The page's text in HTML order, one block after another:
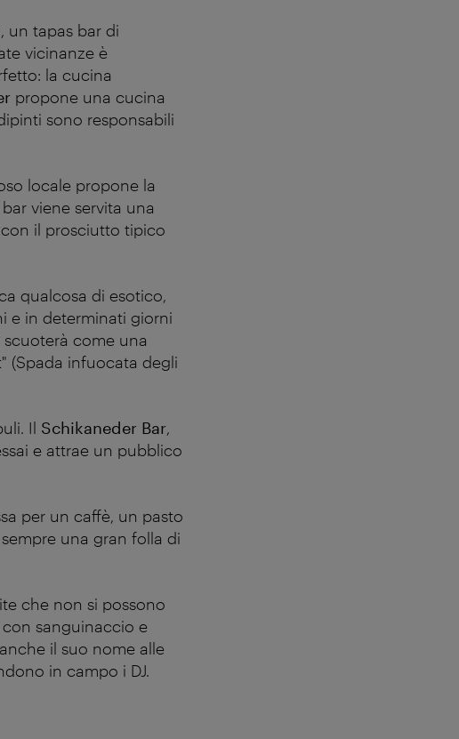
, un tapas bar di
vicinanze è
la cucina
propone una cucina
sono responsabili
locale propone la
viene servita una
il prosciutto tipico
qualcosa di esotico,
e in determinati giorni
come una
(Spada infuocata degli
Il Schikaneder Bar,
e attrae un pubblico
per un caffè, un pasto
una gran folla di
che non si possono
sanguinaccio e
il suo nome alle
in campo i DJ.